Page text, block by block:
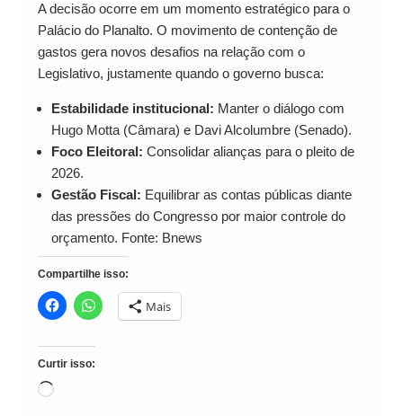
A decisão ocorre em um momento estratégico para o
Palácio do Planalto. O movimento de contenção de
gastos gera novos desafios na relação com o
Legislativo, justamente quando o governo busca:
Estabilidade institucional: Manter o diálogo com
Hugo Motta (Câmara) e Davi Alcolumbre (Senado).
Foco Eleitoral: Consolidar alianças para o pleito de
2026.
Gestão Fiscal: Equilibrar as contas públicas diante
das pressões do Congresso por maior controle do
orçamento. Fonte: Bnews
Compartilhe isso:
Mais
Curtir isso:
Carregando...